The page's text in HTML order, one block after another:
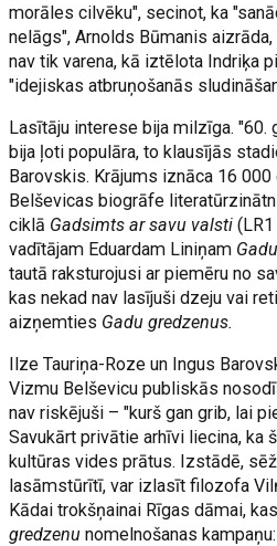
morāles cilvēku", secinot, ka
nelāgs", Arnolds Būmanis
nav tik varena, kā iztēlota Indriķa
"idejiskas atbruņošanās
Lasītāju interese bija milzīga. "60.
bija ļoti populāra, to klausījās
Barovskis. Krājums iznāca 16
Belševicas biogrāfe
ciklā Gadsimts ar savu valsti
vadītājam Eduardam Liniņam
tautā raksturojusi ar piemēru no
kas nekad nav lasījuši dzeju vai
aizņemties Gadu gredzenus.
Ilze Tauriņa-Roze un Ingus
Vizmu Belševicu publiskās
nav riskējuši – "kurš gan grib, lai
Savukārt privātie arhīvi liecina, ka
kultūras vides prātus. Izstādē,
lasāmstūrītī, var izlasīt filozofa
Kādai trokšņainai Rīgas dāmai,
gredzenu nomelnošanas